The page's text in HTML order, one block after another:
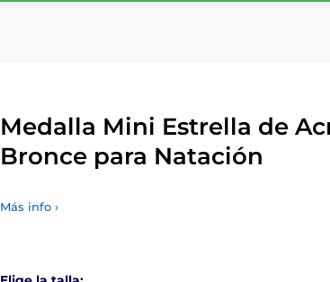
Medalla Mini Estrella de
Bronce para Natación
Más info ›